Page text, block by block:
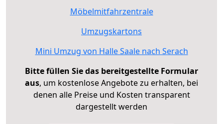
Möbelmitfahrzentrale
Umzugskartons
Mini Umzug von Halle Saale nach Serach
Bitte füllen Sie das bereitgestellte Formular
aus, um kostenlose Angebote zu erhalten, bei
denen alle Preise und Kosten transparent
dargestellt werden